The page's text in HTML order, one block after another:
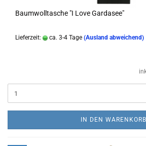
Baumwolltasche "I Love Gardasee"
Lieferzeit: ca. 3-4 Tage (Ausland abweichend)
IN DEN WARENKORB